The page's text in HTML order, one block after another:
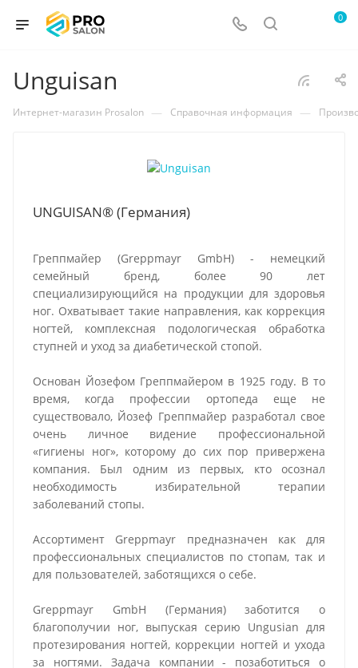
0
Unguisan
Интернет-магазин Prosalon — Справочная информация —
UNGUISAN® (Германия)
Греппмайер (Greppmayr GmbH) - немецкий
семейный бренд, более 90 лет
специализирующийся на продукции для здоровья
ног. Охватывает такие направления, как коррекция
ногтей, комплексная подологическая обработка
ступней и уход за диабетической стопой.
Основан Йозефом Греппмайером в 1925 году. В то
время, когда профессии ортопеда еще не
существовало, Йозеф Греппмайер разработал свое
очень личное видение профессиональной
«гигиены ног», которому до сих пор привержена
компания. Был одним из первых, кто осознал
необходимость избирательной терапии
заболеваний стопы.
Ассортимент Greppmayr предназначен как для
профессиональных специалистов по стопам, так и
для пользователей, заботящихся о себе.
Greppmayr GmbH (Германия) заботится о
благополучии ног, выпуская серию Ungusian для
протезирования ногтей, коррекции ногтей и ухода
за ногтями. Задача компании - позаботиться о